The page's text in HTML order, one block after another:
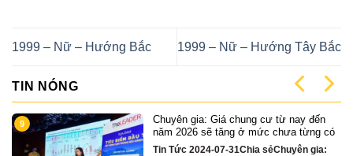
1999 – Nữ – Hướng Bắc 1999 – Nữ – Hướng Tây Bắc
TIN NÓNG
1
Cặp Nhà phố sát sông Sonata 3 tầng
chỉ hơn 16 tỷ
Quỹ căn VipTin Tức 2024-12-13Chia
có